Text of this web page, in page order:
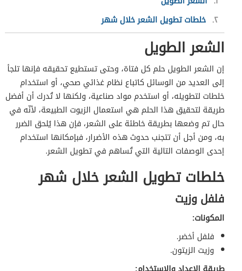
٢ خلطات تطويل الشعر خلال شهر
الشعر الطويل
إن الشعر الطويل حلم كل فتاة، وحتى تستطيع تحقيقه فإنها تلجأ
إلى العديد من الوسائل كاتباع نظام غذائي صحي، أو استخدام
خلطات لتطويله، أو استخدم مواد صناعية، ولكنها لا تُدرك أن أفضل
طريقة لتحقيق هذا الحلم هي استعمال الزيوت الطبيعة، لأنّه في
حال تم وضعها بطريقة خاطئة على الشعر، فإن هذا يُلحق الضرر
به، ومن أجل أن تتجنب حدوث هذه الأضرار، فبإمكانها استخدام
إحدى الوصفات التالية التي تُساهم في تطويل الشعر.
خلطات تطويل الشعر خلال شهر
فلفل وزيت
المكونات:
فلفل أخضر.
وزيت الزيتون.